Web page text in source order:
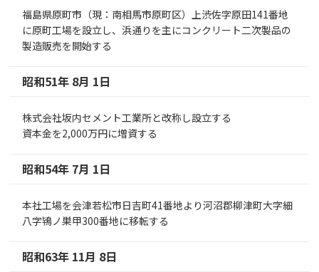
福島県原町市（現：南相馬市原町区）上渋佐字原田141番地
に原町工場を設立し、浜通りを主にコンクリート二次製品の
製造販売を開始する
昭和51年 8月 1日
株式会社坂内セメント工業所と改称し設立する
資本金を2,000万円に増資する
昭和54年 7月 1日
本社工場を会津若松市日吉町41番地より河沼郡柳津町大字細
八字鴇ノ巣甲300番地に移転する
昭和63年 11月 8日